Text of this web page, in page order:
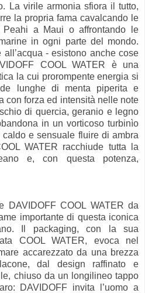
La virile armonia sfiora il tutto,
la propria fama cavalcando le
a Maui o affrontando le
in ogni parte del mondo.
all’acqua - esistono anche cose
COOL WATER è una
la cui prorompente energia si
lunghe di menta piperita e
con forza ed intensità nelle note
di quercia, geranio e legno
in un vorticoso turbinìo
e sensuale fluire di ambra
WATER racchiude tutta la
e, con questa potenza,
DAVIDOFF COOL WATER da
importante di questa iconica
Il packaging, con la sua
COOL WATER, evoca nel
accarezzato da una brezza
dal design raffinato e
chiuso da un longilineo tappo
DAVIDOFF invita l’uomo a